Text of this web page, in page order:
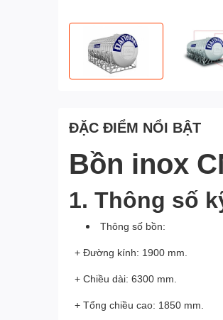
ĐẶC ĐIỂM NỔI BẬT
Bồn inox
​​​​​​1. Thông số
Thông số bồn:
+ Đường kính: 1900 mm.
+ Chiều dài: 6300 mm.
+ Tổng chiều cao: 1850 mm.